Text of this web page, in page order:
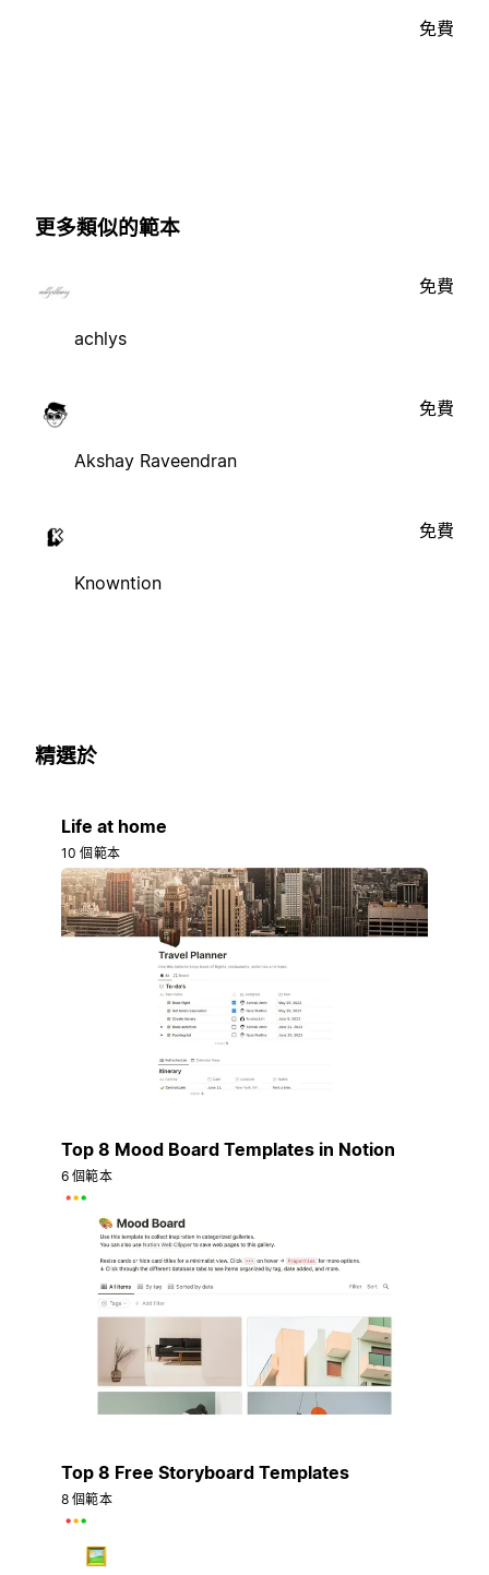
免費
更多類似的範本
achlys
免費
Akshay Raveendran
免費
Knowntion
免費
精選於
Life at home
10 個範本
Top 8 Mood Board Templates in Notion
6 個範本
Top 8 Free Storyboard Templates
8 個範本